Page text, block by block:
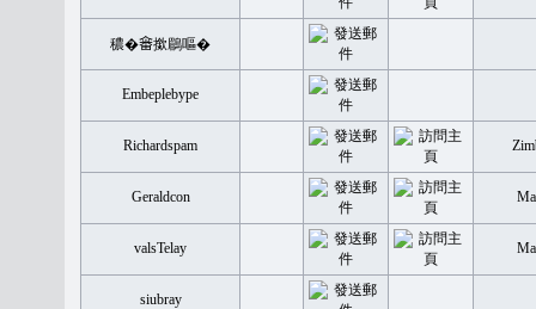
穠�𤲞撳鶥嘔�
Embeplebype
Richardspam
Geraldcon
valsTelay
siubray